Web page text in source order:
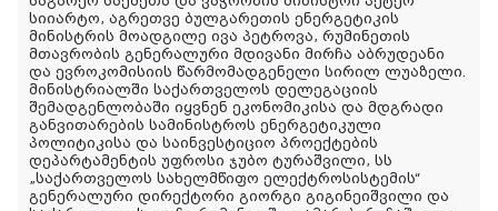
სიიარტო, აგრეთვე ბულგარეთის ენერგეტიკის
მინისტრის მოადგილე ივა პეტროვა, რუმინეთის
მთავრობის გენერალური მდივანი მირჩა აბრუდეანი
და ევროკომისიის წარმომადგენელი სირილ ლუაზელი.
მინისტრიალში საქართველოს დელეგაციის
შემადგენლობაში იყვნენ ეკონომიკისა და მდგრადი
განვითარების სამინისტროს ენერგეტიკული
პოლიტიკისა და საინვესტიციო პროექტების
დეპარტამენტის უფროსი ჯუბო ტურაშვილი, სს
„საქართველოს სახელმწიფო ელექტროსისტემის“
გენერალური დირექტორი გიორგი გიგინეიშვილი და